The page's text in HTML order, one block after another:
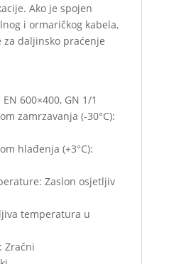
Ako je spojen
i ormaričkog kabela,
daljinsko praćenje
600×400, GN 1/1
zamrzavanja (-30°C):
hlađenja (+3°C):
Zaslon osjetljiv
temperatura u
Zračni